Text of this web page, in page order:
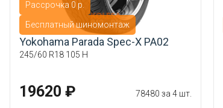
Рассрочка 0 р.
Бесплатный шиномонтаж
Yokohama Parada Spec-X PA02
245/60 R18 105 H
19620 ₽ 78480 за 4 шт.